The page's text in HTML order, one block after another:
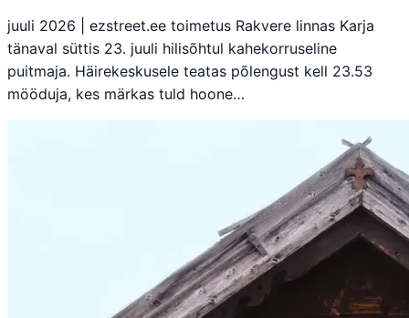
juuli 2026 | ezstreet.ee toimetus Rakvere linnas Karja
tänaval süttis 23. juuli hilisõhtul kahekorruseline
puitmaja. Häirekeskusele teatas põlengust kell 23.53
mööduja, kes märkas tuld hoone…